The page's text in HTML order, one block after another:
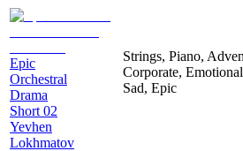
Epic
Orchestral
Drama
Short 02
Yevhen
Lokhmatov
Strings, Piano,
Corporate,
Sad, Epic